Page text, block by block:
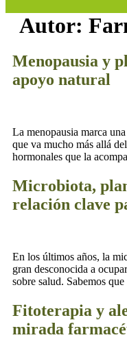
Autor:
Menopausia y
apoyo natural
La menopausia marca
que va mucho más allá
hormonales que la
Microbiota,
relación clave
En los últimos años, la
gran desconocida a
sobre salud. Sabemos
Fitoterapia y
mirada